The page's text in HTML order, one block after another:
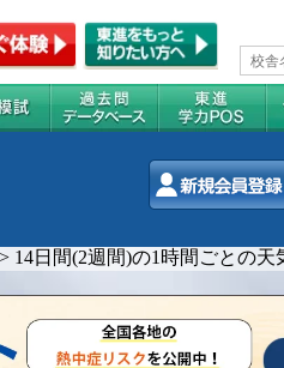
> 14日間(2週間)の1時間ごとの天